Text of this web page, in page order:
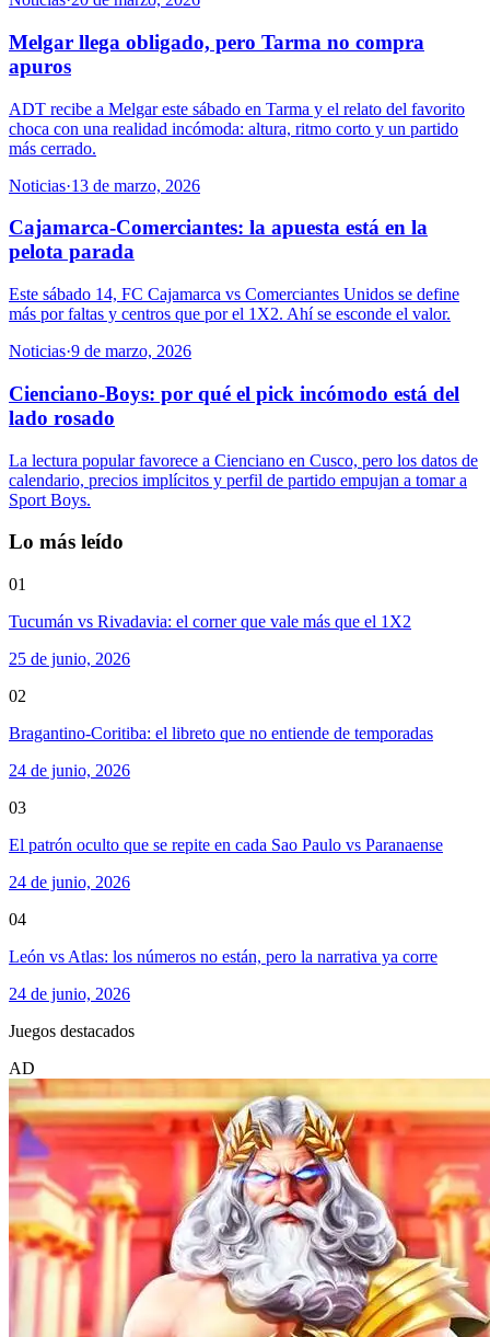
Melgar llega obligado, pero Tarma no compra
apuros
ADT recibe a Melgar este sábado en Tarma y el relato del favorito
choca con una realidad incómoda: altura, ritmo corto y un partido
más cerrado.
Noticias·13 de marzo, 2026
Cajamarca-Comerciantes: la apuesta está en la
pelota parada
Este sábado 14, FC Cajamarca vs Comerciantes Unidos se define
más por faltas y centros que por el 1X2. Ahí se esconde el valor.
Noticias·9 de marzo, 2026
Cienciano-Boys: por qué el pick incómodo está del
lado rosado
La lectura popular favorece a Cienciano en Cusco, pero los datos de
calendario, precios implícitos y perfil de partido empujan a tomar a
Sport Boys.
Lo más leído
01
Tucumán vs Rivadavia: el corner que vale más que el 1X2
25 de junio, 2026
02
Bragantino-Coritiba: el libreto que no entiende de temporadas
24 de junio, 2026
03
El patrón oculto que se repite en cada Sao Paulo vs Paranaense
24 de junio, 2026
04
León vs Atlas: los números no están, pero la narrativa ya corre
24 de junio, 2026
Juegos destacados
AD